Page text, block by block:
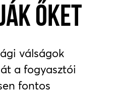
ŐKET
válságok
a fogyasztói
fontos